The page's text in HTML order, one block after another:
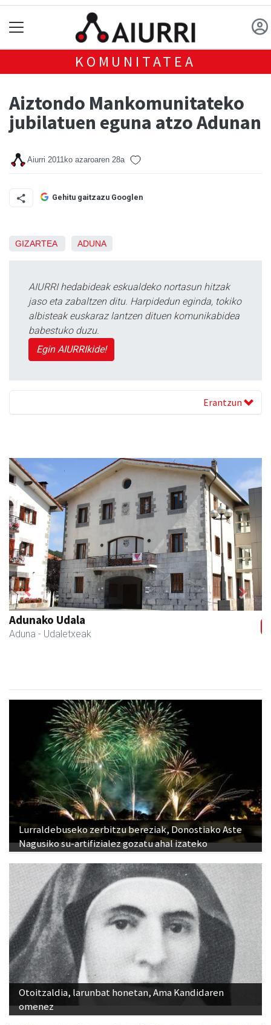
KOMUNITATEA
Aiztondo Mankomunitateko
jubilatuen eguna atzo Adunan
Aiurri 2011ko azaroaren 28a
Gehitu gaitzazu Googlen
GIZARTEA ADUNA
AIURRI hedabideak eskualdeko nortasun hitzak
jaso eta zabaltzen ditu. Harpidedun eginda, tokiko
albisteak euskaraz lantzen dituen komunikabidea
babestuko duzu.
Egin AIURRIkide!
Erantzun
La Salle Berrozpe Ikastetxea
Andoain - Hezkuntza
Previous Next
Lurraldebuseko zerbitzu bereziak, Donostiako Aste
Nagusiko su-artifizialez gozatu ahal izateko
Otoitzaldia, larunbat honetan, Ama Kandidaren
omenez